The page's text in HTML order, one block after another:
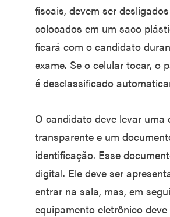
fiscais, devem ser
colocados em um saco
ficará com o candidato
exame. Se o celular tocar, o
é desclassificado
O candidato deve levar uma
transparente e um
identificação. Esse
digital. Ele deve ser
entrar na sala, mas, em
equipamento eletrônico deve